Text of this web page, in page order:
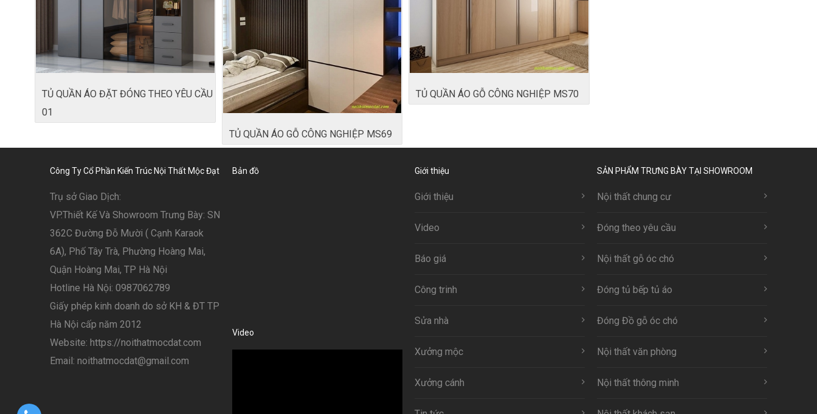
TỦ QUẦN ÁO ĐẶT ĐÓNG THEO YÊU CẦU
01
TỦ QUẦN ÁO GỖ CÔNG NGHIỆP MS69
TỦ QUẦN ÁO GỖ CÔNG NGHIỆP MS70
Công Ty Cổ Phần Kiến Trúc Nội Thất Mộc Đạt
Trụ sở Giao Dịch:
VP.Thiết Kế Và Showroom Trưng Bày: SN
362C Đường Đỗ Mười ( Cạnh Karaok
6A), Phố Tây Trà, Phường Hoàng Mai,
Quận Hoàng Mai, TP Hà Nội
Hotline Hà Nội: 0987062789
Giấy phép kinh doanh do sở KH & ĐT TP
Hà Nội cấp năm 2012
Website: https://noithatmocdat.com
Email: noithatmocdat@gmail.com
Bản đồ
Video
Giới thiệu
Giới thiệu
Video
Báo giá
Công trinh
Sửa nhà
Xưởng mộc
Xưởng cánh
SẢN PHẨM TRƯNG BÀY TẠI SHOWROOM
Nội thất chung cư
Đóng theo yêu cầu
Nội thất gỗ óc chó
Đóng tủ bếp tủ áo
Đóng Đồ gỗ óc chó
Nội thất văn phòng
Nội thất thông minh